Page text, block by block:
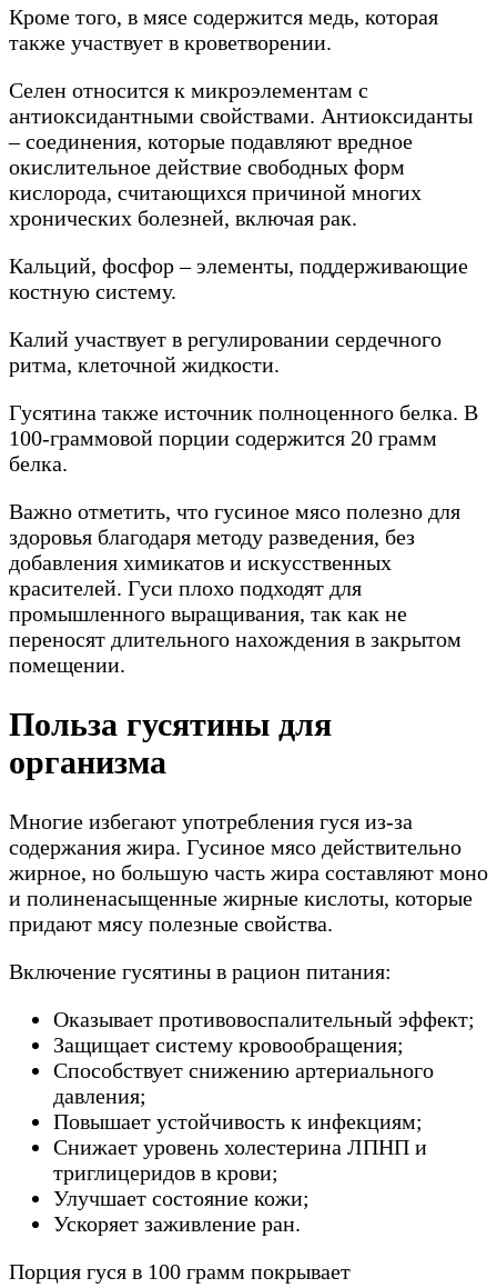
Кроме того, в мясе содержится медь, которая
также участвует в кроветворении.
Селен относится к микроэлементам с
антиоксидантными свойствами. Антиоксиданты
– соединения, которые подавляют вредное
окислительное действие свободных форм
кислорода, считающихся причиной многих
хронических болезней, включая рак.
Кальций, фосфор – элементы, поддерживающие
костную систему.
Калий участвует в регулировании сердечного
ритма, клеточной жидкости.
Гусятина также источник полноценного белка. В
100-граммовой порции содержится 20 грамм
белка.
Важно отметить, что гусиное мясо полезно для
здоровья благодаря методу разведения, без
добавления химикатов и искусственных
красителей. Гуси плохо подходят для
промышленного выращивания, так как не
переносят длительного нахождения в закрытом
помещении.
Польза гусятины для
организма
Многие избегают употребления гуся из-за
содержания жира. Гусиное мясо действительно
жирное, но большую часть жира составляют моно
и полиненасыщенные жирные кислоты, которые
придают мясу полезные свойства.
Включение гусятины в рацион питания:
Оказывает противовоспалительный эффект;
Защищает систему кровообращения;
Способствует снижению артериального
давления;
Повышает устойчивость к инфекциям;
Снижает уровень холестерина ЛПНП и
триглицеридов в крови;
Улучшает состояние кожи;
Ускоряет заживление ран.
Порция гуся в 100 грамм покрывает